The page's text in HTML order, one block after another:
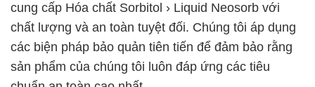
cung cấp Hóa chất Sorbitol › Liquid Neosorb với
chất lượng và an toàn tuyệt đối. Chúng tôi áp dụng
các biện pháp bảo quản tiên tiến để đảm bảo rằng
sản phẩm của chúng tôi luôn đáp ứng các tiêu